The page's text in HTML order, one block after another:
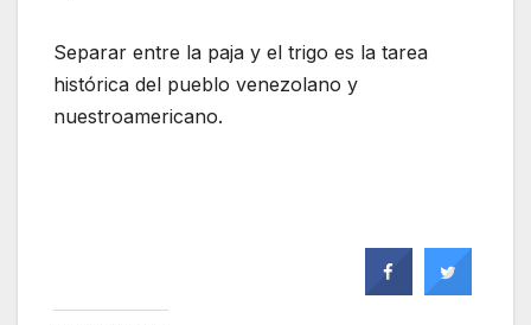
Separar entre la paja y el trigo es la tarea
histórica del pueblo venezolano y
nuestroamericano.